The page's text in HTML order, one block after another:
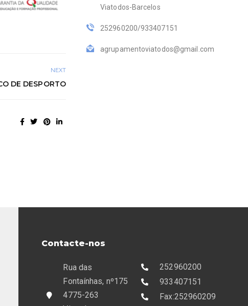
NEXT
DE DESPORTO
Viatodos-Barcelos
252960200/933407151
agrupamentoviatodos@gmail.com
Contacte-nos
Rua das
Fontaínhas, nº175
4775-263
252960200
933407151
Fax:252960209